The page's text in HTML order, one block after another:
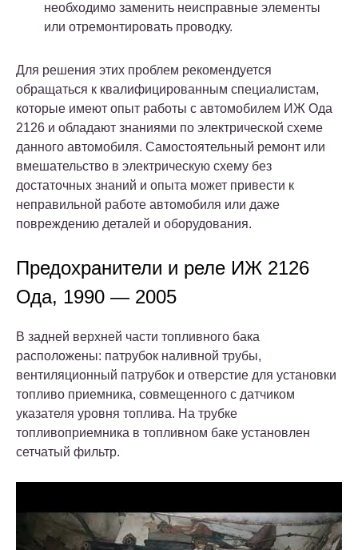
необходимо заменить неисправные элементы
или отремонтировать проводку.
Для решения этих проблем рекомендуется
обращаться к квалифицированным специалистам,
которые имеют опыт работы с автомобилем ИЖ Ода
2126 и обладают знаниями по электрической схеме
данного автомобиля. Самостоятельный ремонт или
вмешательство в электрическую схему без
достаточных знаний и опыта может привести к
неправильной работе автомобиля или даже
повреждению деталей и оборудования.
Предохранители и реле ИЖ 2126
Ода, 1990 — 2005
В задней верхней части топливного бака
расположены: патрубок наливной трубы,
вентиляционный патрубок и отверстие для установки
топливо приемника, совмещенного с датчиком
указателя уровня топлива. На трубке
топливоприемника в топливном баке установлен
сетчатый фильтр.